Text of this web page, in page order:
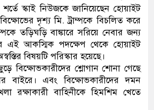
স্কাই নিউজকে জানিয়েছেন হোয়াইট
দৃশ্য মি. ট্রাম্পকে বিচলিত করে
তড়িঘড়ি বাঙ্কারে সরিয়ে নেবার জন্য
এই আকস্মিক পদক্ষেপ থেকে হোয়াইট
বিষয়টি পরিস্কার হয়েছে।
বিক্ষোভকারীদের শ্লোগান শোনা গেছে
বাইরে। এবং বিক্ষোভকারীদের দমন
রক্ষাকারী বাহিনীকে হিমশিম খেতে